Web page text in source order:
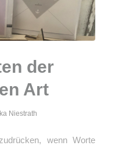
der
Art
Niestrath
wenn Worte